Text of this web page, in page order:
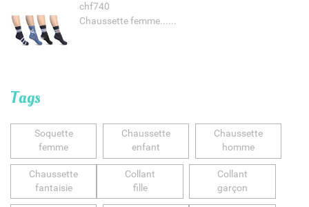
chf740
Chaussette femme......
Tags
Soquette
femme
Chaussette
enfant
Chaussette
homme
Chaussette
fantaisie
Collant
fille
Collant
garçon